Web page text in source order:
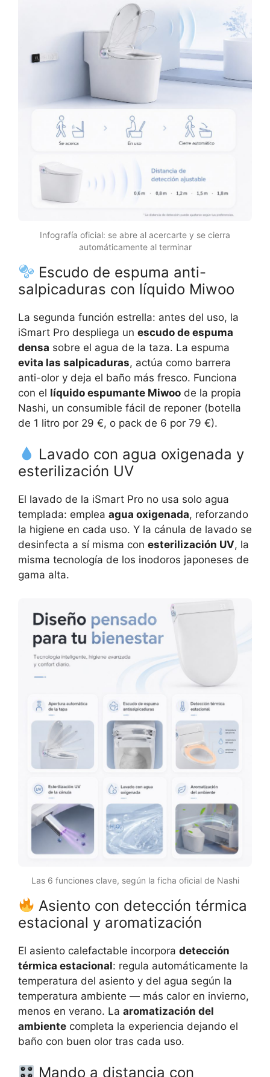
Infografía oficial: se abre al acercarte y se cierra
automáticamente al terminar
Escudo de espuma anti-
salpicaduras con líquido Miwoo
La segunda función estrella: antes del uso, la
iSmart Pro despliega un escudo de espuma
densa sobre el agua de la taza. La espuma
evita las salpicaduras, actúa como barrera
anti-olor y deja el baño más fresco. Funciona
con el líquido espumante Miwoo de la propia
Nashi, un consumible fácil de reponer (botella
de 1 litro por 29 €, o pack de 6 por 79 €).
Lavado con agua oxigenada y
esterilización UV
El lavado de la iSmart Pro no usa solo agua
templada: emplea agua oxigenada, reforzando
la higiene en cada uso. Y la cánula de lavado se
desinfecta a sí misma con esterilización UV, la
misma tecnología de los inodoros japoneses de
gama alta.
Las 6 funciones clave, según la ficha oficial de Nashi
Asiento con detección térmica
estacional y aromatización
El asiento calefactable incorpora detección
térmica estacional: regula automáticamente la
temperatura del asiento y del agua según la
temperatura ambiente — más calor en invierno,
menos en verano. La aromatización del
ambiente completa la experiencia dejando el
baño con buen olor tras cada uso.
Mando a distancia con